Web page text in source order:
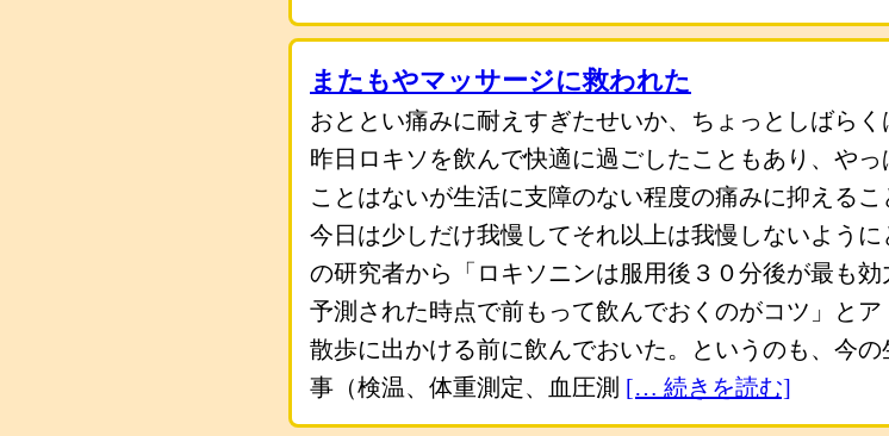
またもやマッサージに救われた
おととい痛みに耐えすぎたせいか、ちょっとしばら
昨日ロキソを飲んで快適に過ごしたこともあり、や
ことはないが生活に支障のない程度の痛みに抑える
今日は少しだけ我慢してそれ以上は我慢しないよう
の研究者から「ロキソニンは服用後３０分後が最も
予測された時点で前もって飲んでおくのがコツ」と
散歩に出かける前に飲んでおいた。というのも、今
事（検温、体重測定、血圧測 [… 続きを読む]